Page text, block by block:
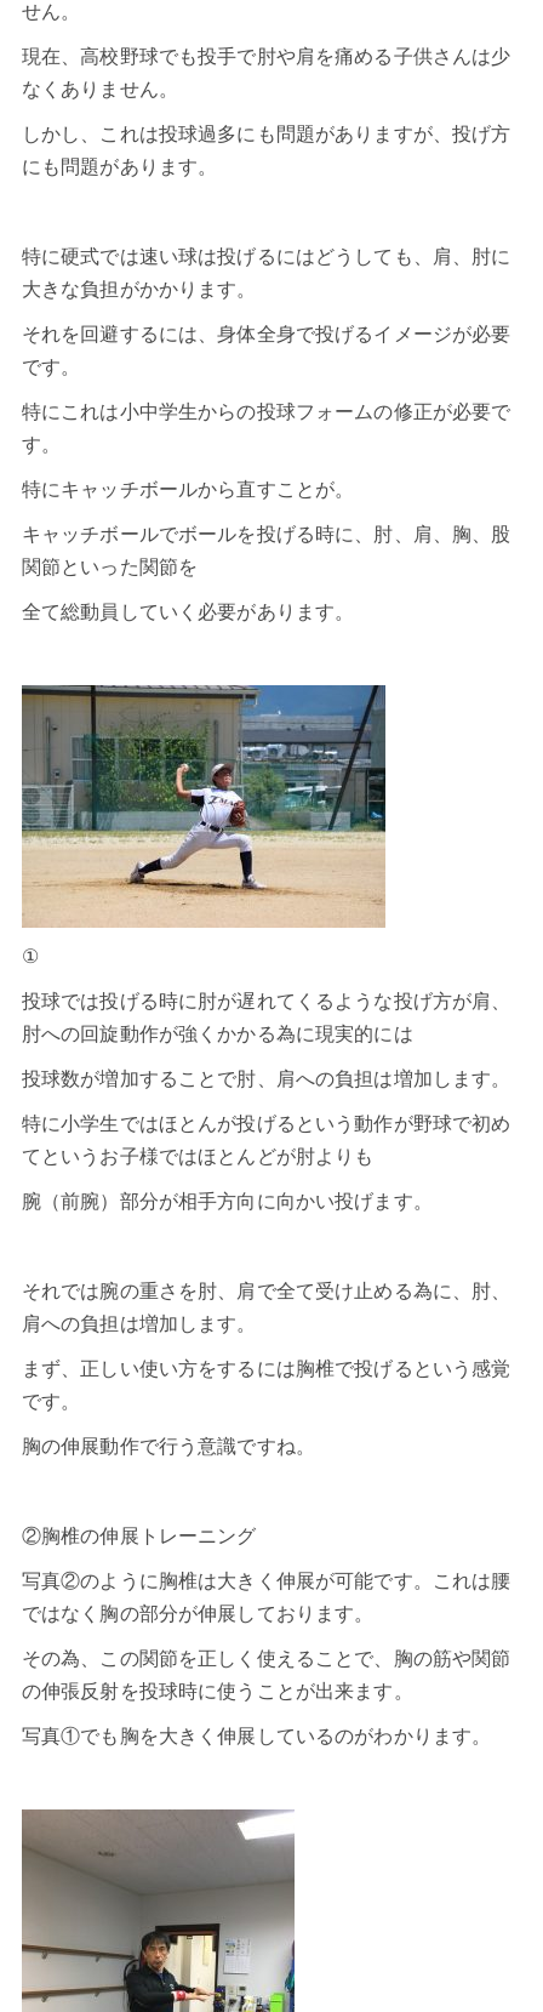
せん。
現在、高校野球でも投手で肘や肩を痛める子供さんは少
なくありません。
しかし、これは投球過多にも問題がありますが、投げ方
にも問題があります。
特に硬式では速い球は投げるにはどうしても、肩、肘に
大きな負担がかかります。
それを回避するには、身体全身で投げるイメージが必要
です。
特にこれは小中学生からの投球フォームの修正が必要で
す。
特にキャッチボールから直すことが。
キャッチボールでボールを投げる時に、肘、肩、胸、股
関節といった関節を
全て総動員していく必要があります。
①
投球では投げる時に肘が遅れてくるような投げ方が肩、
肘への回旋動作が強くかかる為に現実的には
投球数が増加することで肘、肩への負担は増加します。
特に小学生ではほとんが投げるという動作が野球で初め
てというお子様ではほとんどが肘よりも
腕（前腕）部分が相手方向に向かい投げます。
それでは腕の重さを肘、肩で全て受け止める為に、肘、
肩への負担は増加します。
まず、正しい使い方をするには胸椎で投げるという感覚
です。
胸の伸展動作で行う意識ですね。
②胸椎の伸展トレーニング
写真②のように胸椎は大きく伸展が可能です。これは腰
ではなく胸の部分が伸展しております。
その為、この関節を正しく使えることで、胸の筋や関節
の伸張反射を投球時に使うことが出来ます。
写真①でも胸を大きく伸展しているのがわかります。